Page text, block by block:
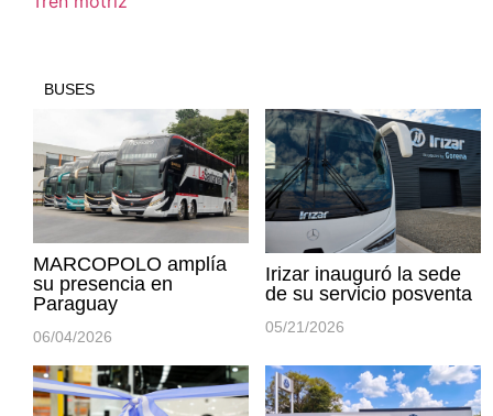
BUSES
MARCOPOLO amplía
su presencia en
Paraguay
06/04/2026
Irizar inauguró la sede
de su servicio posventa
05/21/2026